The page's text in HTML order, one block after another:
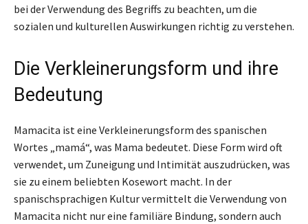
bei der Verwendung des Begriffs zu beachten, um die
sozialen und kulturellen Auswirkungen richtig zu verstehen.
Die Verkleinerungsform und ihre
Bedeutung
Mamacita ist eine Verkleinerungsform des spanischen
Wortes „mamá“, was Mama bedeutet. Diese Form wird oft
verwendet, um Zuneigung und Intimität auszudrücken, was
sie zu einem beliebten Kosewort macht. In der
spanischsprachigen Kultur vermittelt die Verwendung von
Mamacita nicht nur eine familiäre Bindung, sondern auch